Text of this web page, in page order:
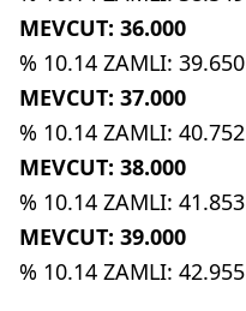
MEVCUT: 36.000
% 10.14 ZAMLI: 39.650
MEVCUT: 37.000
% 10.14 ZAMLI: 40.752
MEVCUT: 38.000
% 10.14 ZAMLI: 41.853
MEVCUT: 39.000
% 10.14 ZAMLI: 42.955